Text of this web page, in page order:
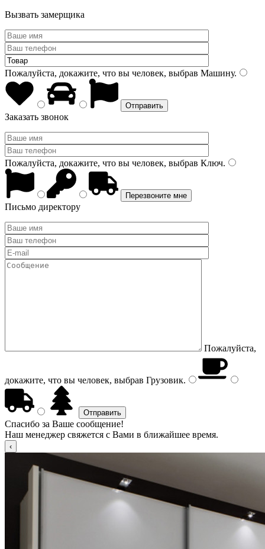
Вызвать замерщика
Пожалуйста, докажите, что вы человек, выбрав Машину.
Заказать звонок
Пожалуйста, докажите, что вы человек, выбрав Ключ.
Письмо директору
Пожалуйста,
докажите, что вы человек, выбрав Грузовик.
Спасибо за Ваше сообщение!
Наш менеджер свяжется с Вами в ближайшее время.